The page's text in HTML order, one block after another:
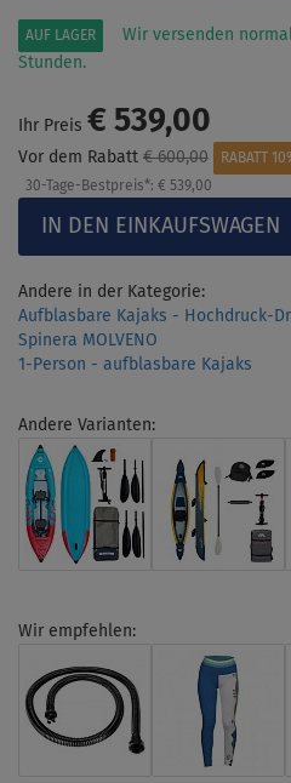
AUF LAGER
Wir versenden
Stunden.
Ihr Preis € 539,00
Vor dem Rabatt € 600,00
RABATT
30-Tage-Bestpreis*: € 539,00
Andere in der Kategorie:
Aufblasbare Kajaks - Hochdruck-
Spinera MOLVENO
1-Person - aufblasbare Kajaks
Andere Varianten:
Wir empfehlen: